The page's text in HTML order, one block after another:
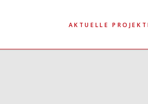
AKTUELLE